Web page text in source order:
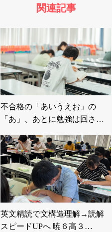
関連記事
不合格の「あいうえお」の
「あ」、あとに勉強は回さ
英文精読で文構造理解→読解
スピードUPへ 暁６高３…